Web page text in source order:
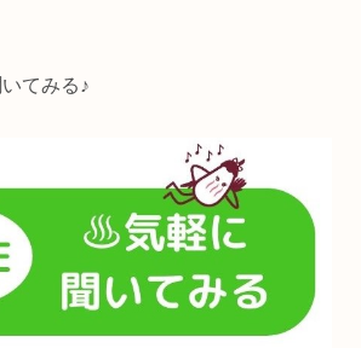
てみる♪